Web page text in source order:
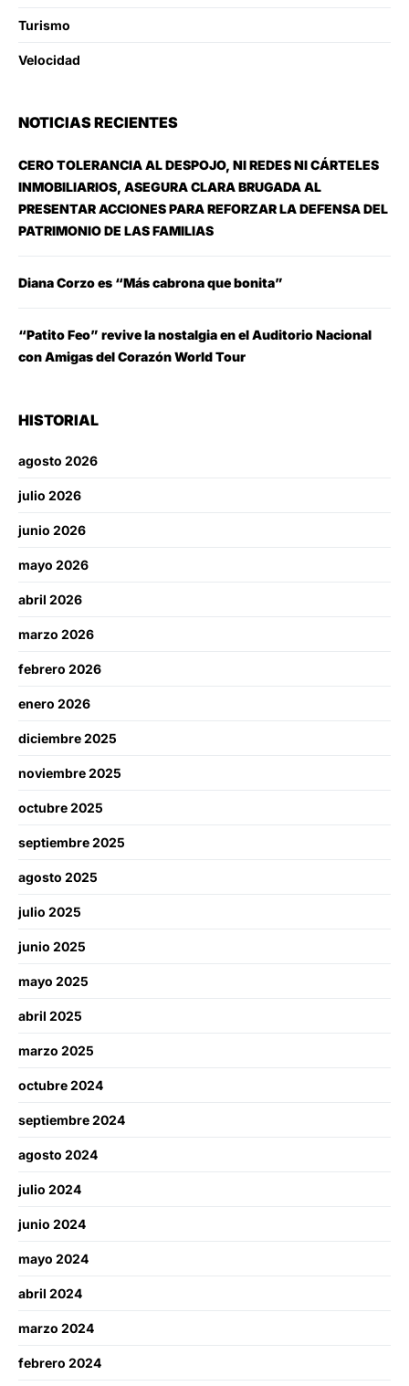
Turismo
Velocidad
NOTICIAS RECIENTES
CERO TOLERANCIA AL DESPOJO, NI REDES NI CÁRTELES
INMOBILIARIOS, ASEGURA CLARA BRUGADA AL
PRESENTAR ACCIONES PARA REFORZAR LA DEFENSA DEL
PATRIMONIO DE LAS FAMILIAS
Diana Corzo es “Más cabrona que bonita”
“Patito Feo” revive la nostalgia en el Auditorio Nacional
con Amigas del Corazón World Tour
HISTORIAL
agosto 2026
julio 2026
junio 2026
mayo 2026
abril 2026
marzo 2026
febrero 2026
enero 2026
diciembre 2025
noviembre 2025
octubre 2025
septiembre 2025
agosto 2025
julio 2025
junio 2025
mayo 2025
abril 2025
marzo 2025
octubre 2024
septiembre 2024
agosto 2024
julio 2024
junio 2024
mayo 2024
abril 2024
marzo 2024
febrero 2024